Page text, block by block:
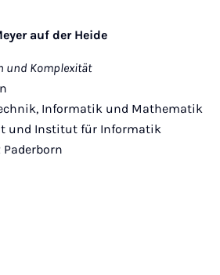
auf der Heide
und Komplexität
Informatik und Mathematik
und Institut für Informatik
Paderborn